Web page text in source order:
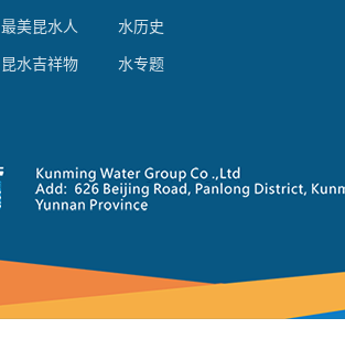
最美昆水人
昆水吉祥物
水历史
水专题